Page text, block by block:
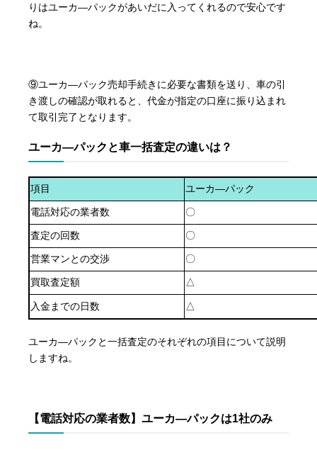
りはユーカ―パックがあいだに入ってくれるので安心です
ね。
⑨ユーカ―パック売却手続きに必要な書類を送り、車の引
き渡しの確認が取れると、代金が指定の口座に振り込まれ
て取引完了となります。
ユーカ―パックと車一括査定の違いは？
項目 ユーカ―パック
電話対応の業者数 〇
査定の回数 〇
営業マンとの交渉 〇
買取査定額 △
入金までの日数 △
ユーカ―パックと一括査定のそれぞれの項目について説明
しますね。
【電話対応の業者数】ユーカ―パックは1社のみ